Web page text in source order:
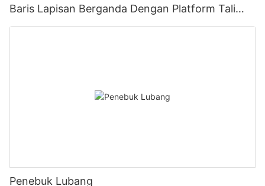
Baris Lapisan Berganda Dengan Platform Tali
Sawat Penghantar1
Penebuk Lubang